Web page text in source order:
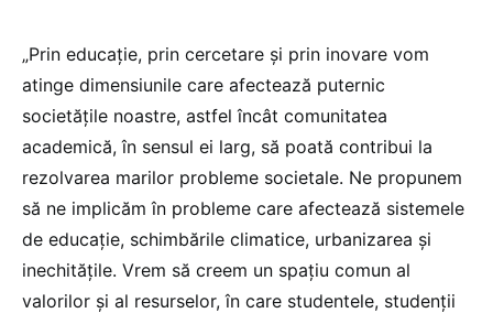
„Prin educație, prin cercetare și prin inovare vom
atinge dimensiunile care afectează puternic
societățile noastre, astfel încât comunitatea
academică, în sensul ei larg, să poată contribui la
rezolvarea marilor probleme societale. Ne propunem
să ne implicăm în probleme care afectează sistemele
de educație, schimbările climatice, urbanizarea și
inechitățile. Vrem să creem un spațiu comun al
valorilor și al resurselor, în care studentele, studenții